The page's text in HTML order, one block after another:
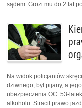
sądem. Grozi mu do 2 lat
Na widok policjantów
dziwnego, był pijany, a
ubezpieczenia OC. 53-
alkoholu. Stracił prawo